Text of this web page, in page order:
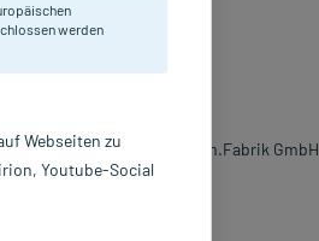
im Mund.
Gerhard Mann Chem.-pharm.Fabrik GmbH
werden
Webseiten zu
Youtube-Social